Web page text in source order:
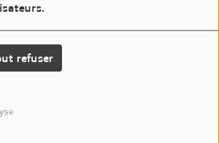
refuser
LE CONCERT DU DIMANCHE SOIR
MA VIE EN JAZZ